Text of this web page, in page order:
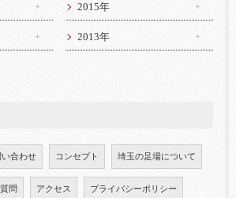
2015年
2013年
い合わせ コンセプト 埼玉の足場について
問 アクセス プライバシーポリシー